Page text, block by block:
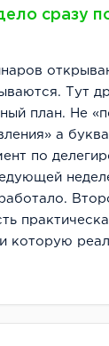
сразу
Тут
план. Не
а
по
которую